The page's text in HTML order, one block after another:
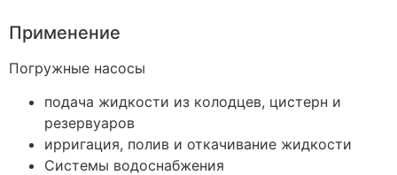
Применение
Погружные насосы
подача жидкости из колодцев, цистерн и
резервуаров
ирригация, полив и откачивание жидкости
Системы водоснабжения